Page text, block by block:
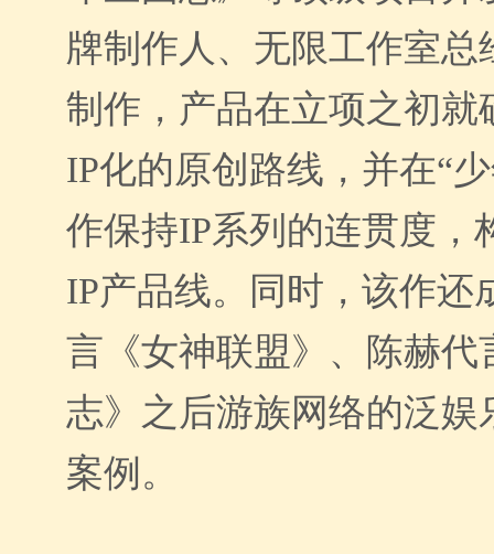
牌制作人、无限工作室总
制作 ， 产品在立项之初就
IP化的原创路线，并在“
作保持IP系列的连贯度，
IP产品线。同时，该作还
言《女神联盟》、陈赫代
志》之后游族网络的泛娱
案例。